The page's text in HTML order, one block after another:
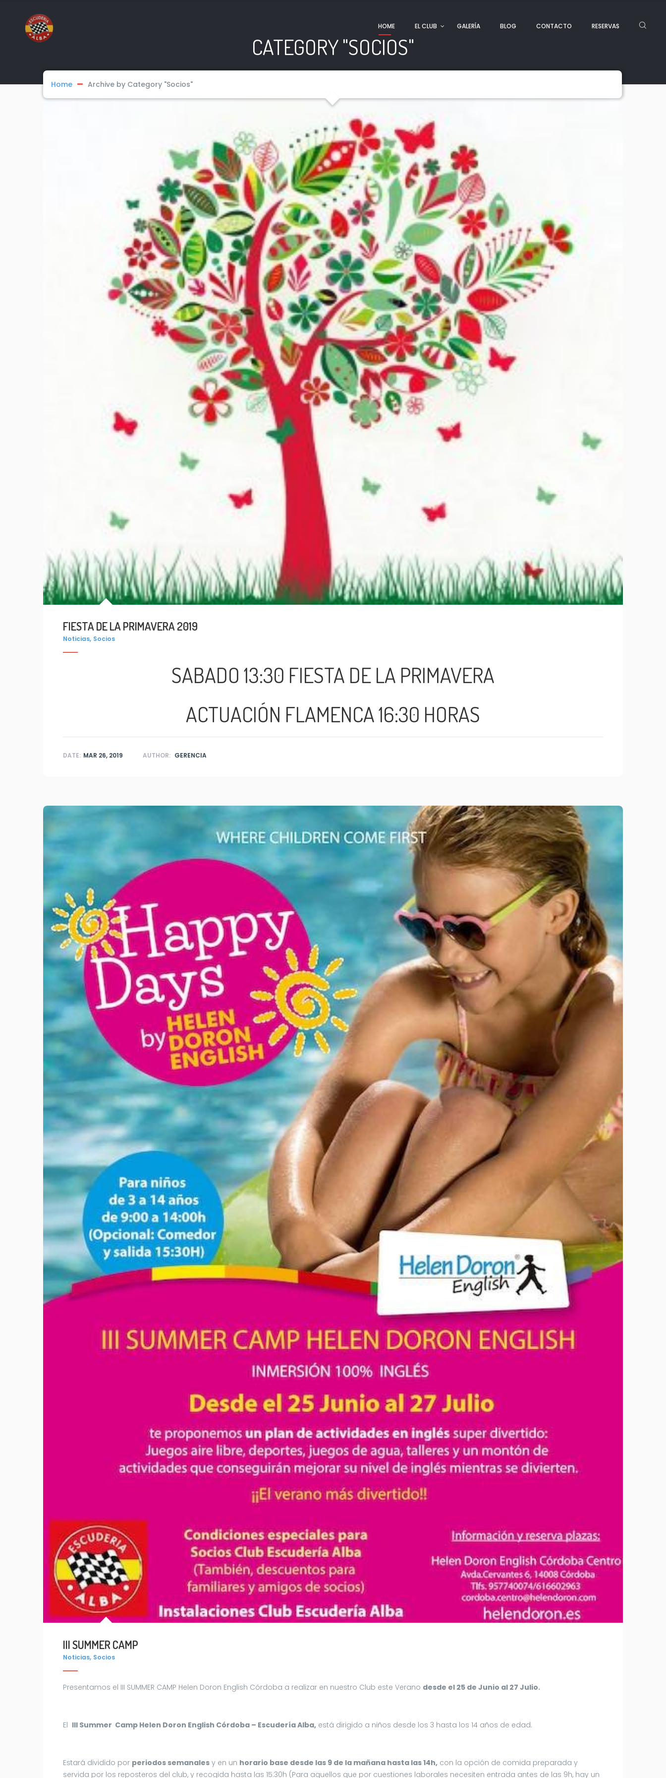
HOME EL CLUB GALERÍA BLOG CONTACTO RESERVAS
CATEGORY "SOCIOS"
Home Archive by Category "Socios"
FIESTA DE LA PRIMAVERA 2019
Noticias, Socios
SABADO 13:30 FIESTA DE LA PRIMAVERA
ACTUACIÓN FLAMENCA 16:30 HORAS
DATE: MAR 26, 2019 AUTHOR: GERENCIA
III SUMMER CAMP
Noticias, Socios
Presentamos el III SUMMER CAMP Helen Doron English Córdoba a realizar en nuestro Club este Verano desde el 25 de Junio al 27 Julio.
El III Summer Camp Helen Doron English Córdoba – Escudería Alba, está dirigido a niños desde los 3 hasta los 14 años de edad.
Estará dividido por periodos semanales y en un horario base desde las 9 de la mañana hasta las 14h, con la opción de comida preparada y
servida por los reposteros del club, y recogida hasta las 15:30h (Para aquellos que por cuestiones laborales necesiten entrada antes de las 9h, hay un